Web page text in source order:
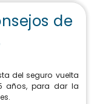
de
del seguro vuelta
años, para dar la